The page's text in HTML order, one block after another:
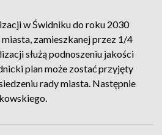
w Świdniku do roku 2030
zamieszkanej przez 1/4
służą podnoszeniu jakości
plan może zostać przyjęty
rady miasta. Następnie